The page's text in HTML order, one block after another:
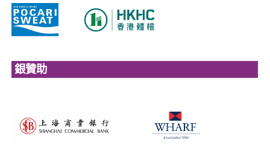
銀贊助